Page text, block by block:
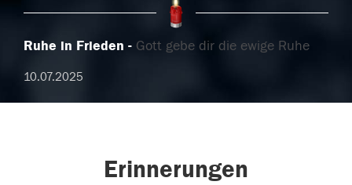
Ruhe in Frieden Gott gebe dir die ewige Ruhe
10.07.2025
Erinnerungen